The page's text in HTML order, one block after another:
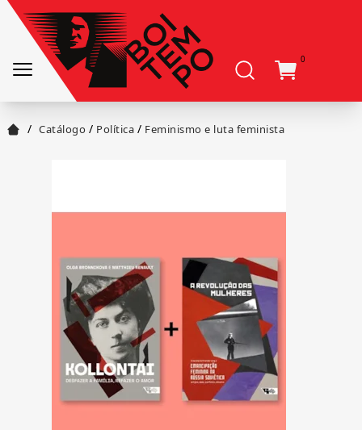
0
/ Catálogo / Política / Feminismo e luta feminista